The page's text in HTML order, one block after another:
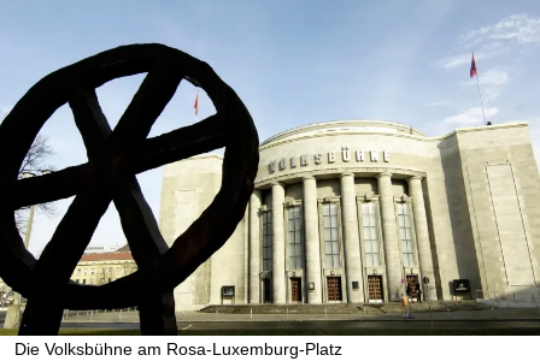
Die Volksbühne am Rosa-Luxemburg-Platz